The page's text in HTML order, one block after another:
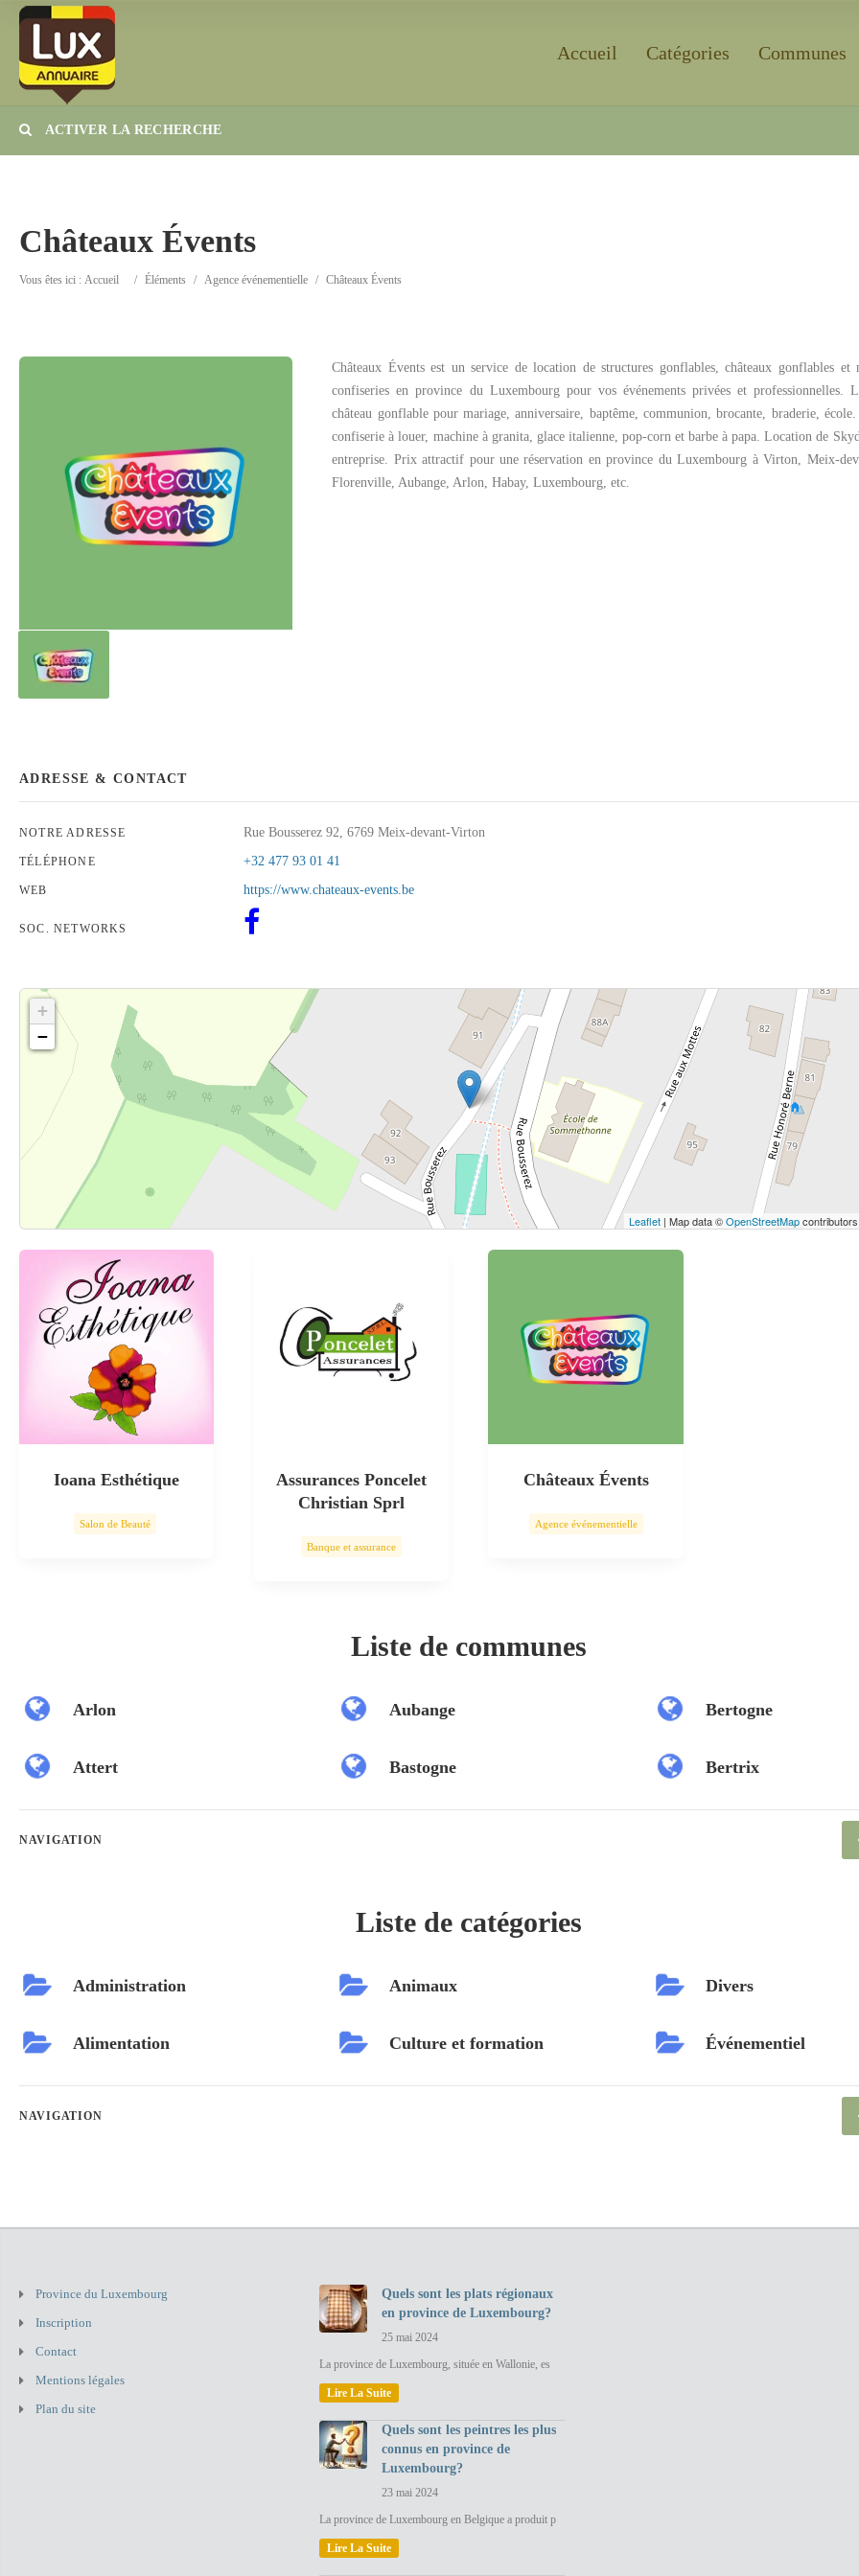
Accueil Catégories Communes
ACTIVER LA RECHERCHE
Châteaux Évents
Vous êtes ici : Accueil / Éléments / Agence événementielle / Châteaux Évents
Châteaux Évents est un service de location de structures gonflables, châteaux gonflables et
confiseries en province du Luxembourg pour vos événements privées et professionnelles.
château gonflable pour mariage, anniversaire, baptême, communion, brocante, braderie, école.
confiserie à louer, machine à granita, glace italienne, pop-corn et barbe à papa. Location de
entreprise. Prix attractif pour une réservation en province du Luxembourg à Virton, Meix-
Florenville,Aubange, Arlon,Habay, Luxembourg, etc.
ADRESSE & CONTACT
NOTRE ADRESSE Rue Bousserez 92, 6769 Meix-devant-Virton
TÉLÉPHONE +32 477 93 01 41
WEB https://www.chateaux-events.be
SOC. NETWORKS
Cliquez sur le bouton pour afficher la carte.
Voir la carte
+
−
Leaflet| Map data ©OpenStreetMapcontributors,
Ioana Esthétique
Salon de Beauté
Assurances Poncelet
Christian Sprl
Banque et assurance
Châteaux Évents
Agence événementielle
Liste de communes
Arlon
Attert
Aubange
Bastogne
Bertogne
Bertrix
NAVIGATION
Liste de catégories
Administration
Alimentation
Animaux
Culture et formation
Divers
Événementiel
NAVIGATION
Province du Luxembourg
Inscription
Contact
Mentions légales
Plan du site
Quels sont les plats régionaux
en province de Luxembourg?
25 mai 2024
La province de Luxembourg, située en Wallonie, es
Lire La Suite
Quels sont les peintres les plus
connus en province de
Luxembourg?
23 mai 2024
La province de Luxembourg en Belgique a produit p
Lire La Suite